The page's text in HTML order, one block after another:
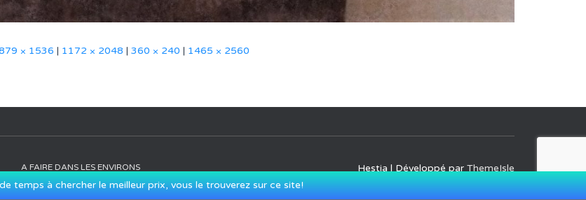
× 1536 | 1172 × 2048 | 360 × 240 | 1465 × 2560
A FAIRE DANS LES ENVIRONS Hestia | Développé par ThemeIsle
temps à chercher le meilleur prix, vous le trouverez sur ce site!